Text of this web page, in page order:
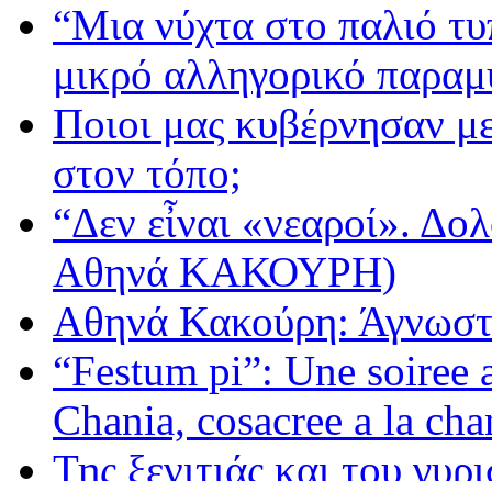
“Μια νύχτα στο παλιό
μικρό αλληγορικό
Ποιοι μας κυβέρνησαν
στον τόπο;
“Δεν εἶναι «νεαροί».
Αθηνά ΚΑΚΟΥΡΗ)
Αθηνά Κακούρη:
“Festum pi”: Une soiree
Chania, cosacree a la
Της ξενιτιάς και του